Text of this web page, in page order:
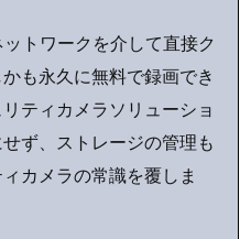
トワークを介して直接ク
も永久に無料で録画でき
ティカメラソリューショ
ず、ストレージの管理も
カメラの常識を覆しま